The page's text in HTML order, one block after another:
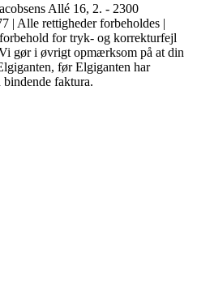
Allé 16, 2. - 2300
| Alle rettigheder forbeholdes |
for tryk- og korrekturfejl
gør i øvrigt opmærksom på at din
før Elgiganten har
bindende faktura.